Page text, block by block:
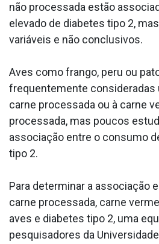
não processada estão
elevado de diabetes tipo 2,
variáveis e não conclusivos.
Aves como frango, peru ou
frequentemente consideradas
carne processada ou à carne
processada, mas poucos
associação entre o consumo
tipo 2.
Para determinar a associação
carne processada, carne
aves e diabetes tipo 2, uma
pesquisadores da